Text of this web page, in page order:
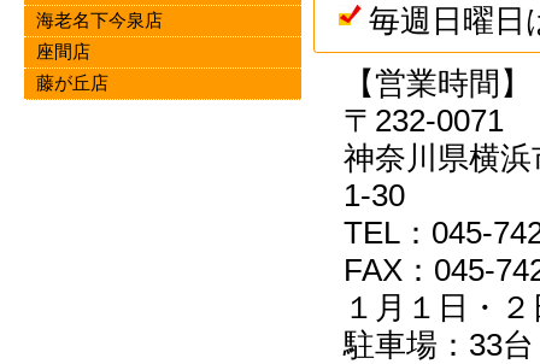
海老名下今泉店
座間店
藤が丘店
毎週日曜日
【営業時間
〒232-0071
神奈川県横
1-30
TEL：045-
FAX：045-
１月１日・
駐車場：33台